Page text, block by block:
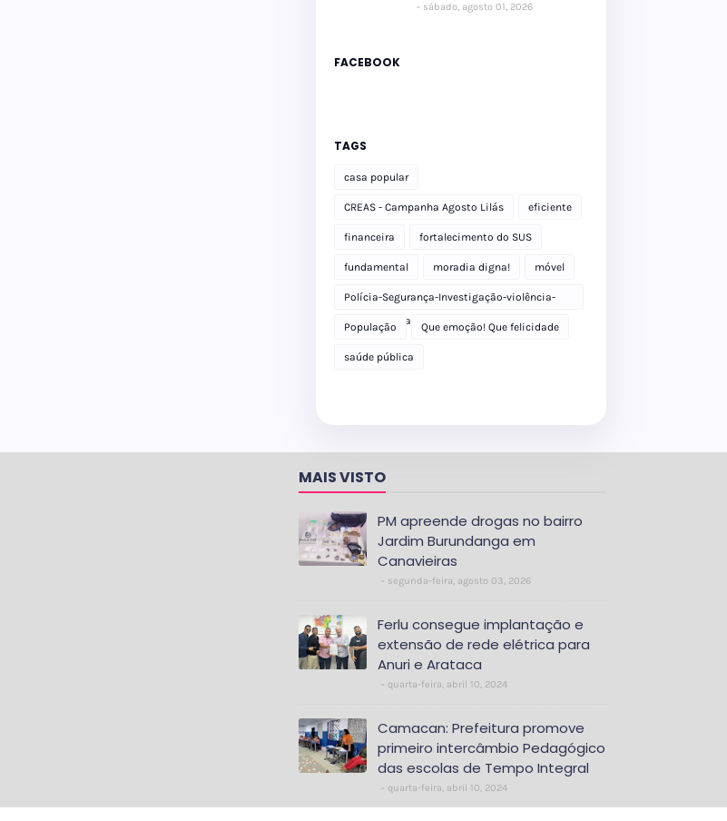
sábado, agosto 01, 2026
FACEBOOK
TAGS
casa popular
CREAS - Campanha Agosto Lilás eficiente
financeira fortalecimento do SUS
fundamental moradia digna! móvel
Polícia-Segurança-Investigação-violência-
Polícia Militar-delegacia
População Que emoção! Que felicidade
saúde pública
MAIS VISTO
PM apreende drogas no bairro
Jardim Burundanga em
Canavieiras
segunda-feira, agosto 03, 2026
Ferlu consegue implantação e
extensão de rede elétrica para
Anuri e Arataca
quarta-feira, abril 10, 2024
Camacan: Prefeitura promove
primeiro intercâmbio Pedagógico
das escolas de Tempo Integral
quarta-feira, abril 10, 2024